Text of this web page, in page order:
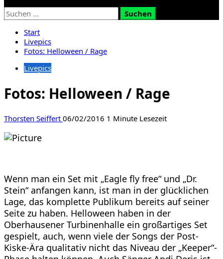
Suchen
nach:
Start
Livepics
Fotos: Helloween / Rage
Livepics
Fotos: Helloween / Rage
Thorsten Seiffert 06/02/2016 1 Minute Lesezeit
Wenn man ein Set mit „Eagle fly free“ und „Dr.
Stein“ anfangen kann, ist man in der glücklichen
Lage, das komplette Publikum bereits auf seiner
Seite zu haben. Helloween haben in der
Oberhausener Turbinenhalle ein großartiges Set
gespielt, auch, wenn viele der Songs der Post-
Kiske-Ära qualitativ nicht das Niveau der „Keeper“-